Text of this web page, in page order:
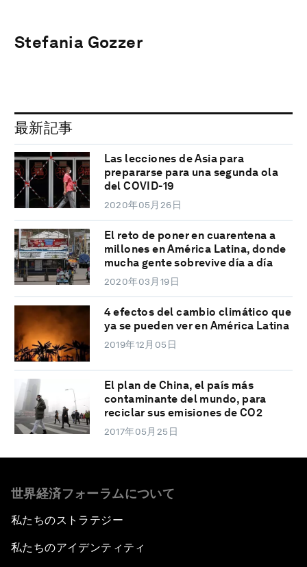
Stefania Gozzer
最新記事
Las lecciones de Asia para
prepararse para una segunda ola
del COVID-19
2020年05月26日
El reto de poner en cuarentena a
millones en América Latina, donde
mucha gente sobrevive día a día
2020年03月19日
4 efectos del cambio climático que
ya se pueden ver en América Latina
2019年12月05日
El plan de China, el país más
contaminante del mundo, para
reciclar sus emisiones de CO2
2017年05月25日
世界経済フォーラムについて
私たちのストラテジー
私たちのアイデンティティ